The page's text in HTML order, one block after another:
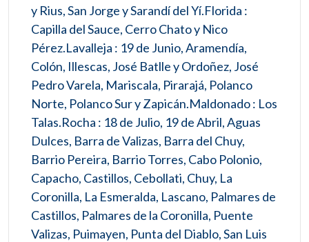
y Rius, San Jorge y Sarandí del Yí.Florida :
Capilla del Sauce, Cerro Chato y Nico
Pérez.Lavalleja : 19 de Junio, Aramendía,
Colón, Illescas, José Batlle y Ordoñez, José
Pedro Varela, Mariscala, Pirarajá, Polanco
Norte, Polanco Sur y Zapicán.Maldonado : Los
Talas.Rocha : 18 de Julio, 19 de Abril, Aguas
Dulces, Barra de Valizas, Barra del Chuy,
Barrio Pereira, Barrio Torres, Cabo Polonio,
Capacho, Castillos, Cebollati, Chuy, La
Coronilla, La Esmeralda, Lascano, Palmares de
Castillos, Palmares de la Coronilla, Puente
Valizas, Puimayen, Punta del Diablo, San Luis